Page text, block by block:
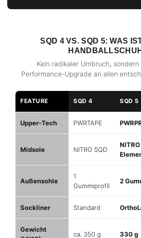
SQD 4 VS. SQD 5: WAS
Kein radikaler Umbruch,
Performance-Upgrade an allen
FEATURE SQD 4 SQD 5
Upper-Tech PWRTAPE
Midsole NITRO SQD
Außensohle
1
Gummiprofil
2
Sockliner Standard
Gewicht
ca. 350 g 330 g